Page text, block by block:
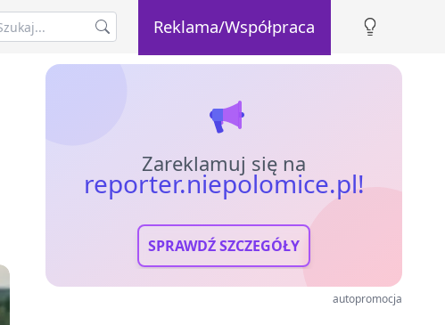
Reklama/Współpraca
Zareklamuj się na
reporter.niepolomice.pl!
SPRAWDŹ SZCZEGÓŁY
autopromocja